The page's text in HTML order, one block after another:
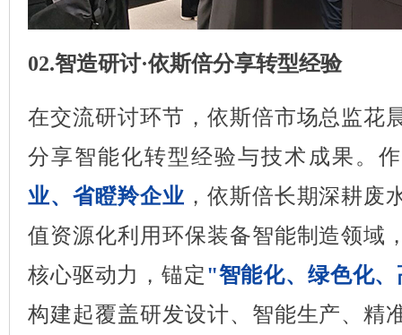
02.智造研讨·依斯倍分享转型经验
在交流研讨环节，依斯倍市场总监花
分享智能化转型经验与技术成果。
业、 省瞪羚企业 ，依斯倍长期深耕废
值资源化利用环保装备智能制造领域
核心驱动力，锚定"智能化、绿色化
构建起覆盖研发设计、智能生产、精